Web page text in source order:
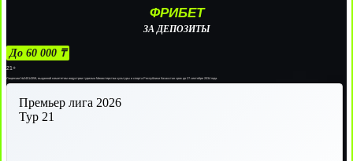
ФРИБЕТ
ЗА ДЕПОЗИТЫ
До 60 000 ₸
21+
Лицензии №24514359, выданной комитетом индустрии туризма Министерства культуры и спорта Республики Казахстан срок до 27 сентября 2034 года.
Премьер лига 2026
Тур 21